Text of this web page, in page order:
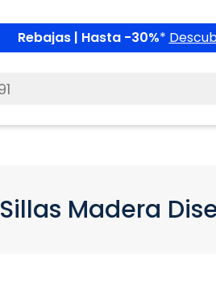
Rebajas | Hasta -30%*
Sillas Madera